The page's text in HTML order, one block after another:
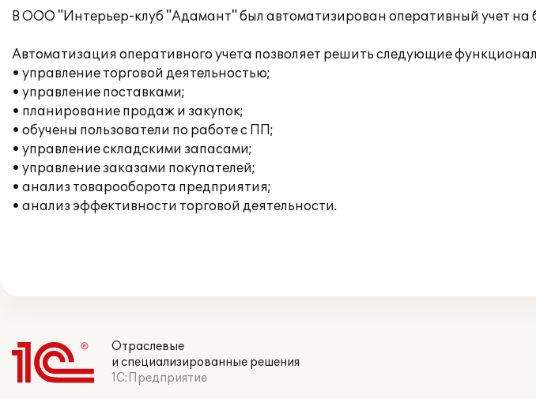
В ООО "Интерьер-клуб "Адамант" был автоматизирован оперативный учет на
Автоматизация оперативного учета позволяет решить следующие
• управление торговой деятельностью;
• управление поставками;
• планирование продаж и закупок;
• обучены пользователи по работе с ПП;
• управление складскими запасами;
• управление заказами покупателей;
• анализ товарооборота предприятия;
• анализ эффективности торговой деятельности.
Отраслевые
и специализированные решения
1С:Предприятие